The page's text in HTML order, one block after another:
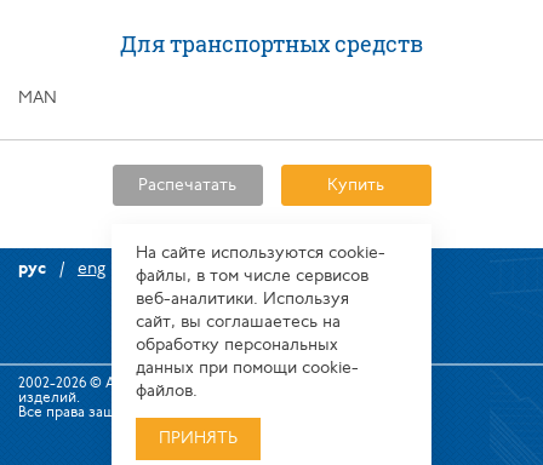
Для транспортных средств
MAN
Распечатать Купить
2002-2026 © Алтайский завод прецизионных
изделий.
Все права защищены.
рус eng
На сайте используются сооkіе-
файлы, в том числе сервисов
веб-аналитики. Используя
сайт, вы соглашаетесь на
обработку персональных
данных при помощи cookie-
файлов.
ПРИНЯТЬ